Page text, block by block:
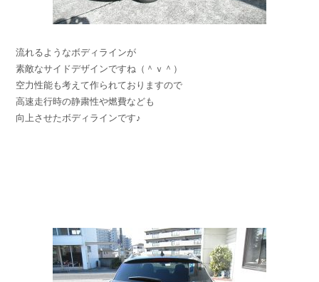
流れるようなボディラインが
素敵なサイドデザインですね（＾ｖ＾）
空力性能も考えて作られておりますので
高速走行時の静粛性や燃費なども
向上させたボディラインです♪